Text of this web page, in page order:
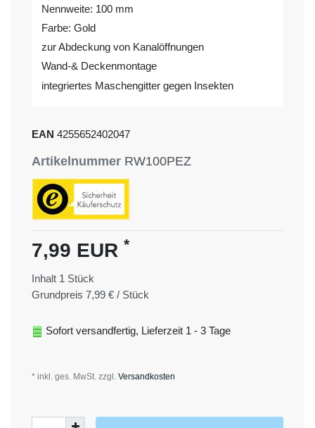
Nennweite: 100 mm
Farbe: Gold
zur Abdeckung von Kanalöffnungen
Wand-& Deckenmontage
integriertes Maschengitter gegen Insekten
EAN 4255652402047
Artikelnummer RW100PEZ
7,99 EUR *
Inhalt 1 Stück
Grundpreis 7,99 € / Stück
Sofort versandfertig, Lieferzeit 1 - 3 Tage
* inkl. ges. MwSt. zzgl. Versandkosten